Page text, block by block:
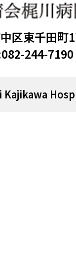
区東千田町
082-244-7190